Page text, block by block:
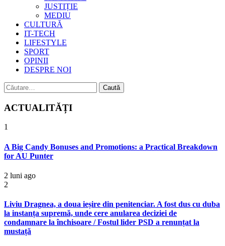
JUSTIȚIE
MEDIU
CULTURĂ
IT-TECH
LIFESTYLE
SPORT
OPINII
DESPRE NOI
Caută
după:
ACTUALITĂȚI
1
A Big Candy Bonuses and Promotions: a Practical Breakdown
for AU Punter
2 luni ago
2
Liviu Dragnea, a doua ieșire din penitenciar. A fost dus cu duba
la instanța supremă, unde cere anularea deciziei de
condamnare la închisoare / Fostul lider PSD a renunțat la
mustață